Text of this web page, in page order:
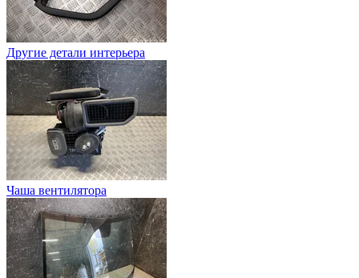
Другие детали интерьера
Чаша вентилятора